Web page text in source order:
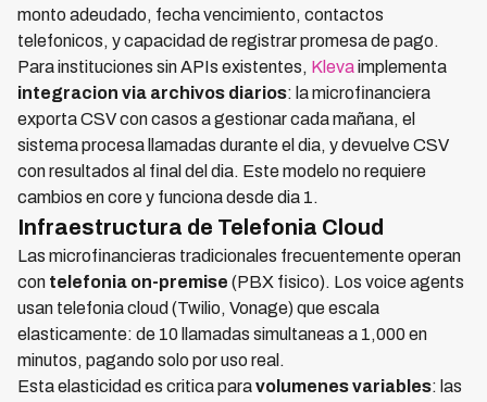
monto adeudado, fecha vencimiento, contactos
telefonicos, y capacidad de registrar promesa de pago.
Para instituciones sin APIs existentes, Klevaimplementa
integracion via archivos diarios: la microfinanciera
exporta CSV con casos a gestionar cada mañana, el
sistema procesa llamadas durante el dia, y devuelve CSV
con resultados al final del dia. Este modelo no requiere
cambios en core y funciona desde dia 1.
Infraestructura de Telefonia Cloud
Las microfinancieras tradicionales frecuentemente operan
con telefonia on-premise (PBX fisico). Los voice agents
usan telefonia cloud (Twilio, Vonage) que escala
elasticamente: de 10 llamadas simultaneas a 1,000 en
minutos, pagando solo por uso real.
Esta elasticidad es critica paravolumenes variables: las